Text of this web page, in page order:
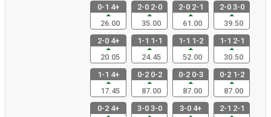
0-1 4+
26.00
2-0 2-0
35.00
2-0 2-1
61.00
2-0 3-0
39.50
2-0 4+
20.05
1-1 1-1
24.45
1-1 1-2
52.00
1-1 2-1
30.50
1-1 4+
17.45
0-2 0-2
87.00
0-2 0-3
87.00
0-2 1-2
87.00
0-2 4+
3-0 3-0
3-0 4+
2-1 2-1